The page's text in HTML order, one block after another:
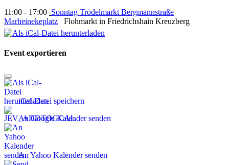
11:00 - 17:00 Sonntag Trödelmarkt Bergmannstraße
Marheinekeplatz Flohmarkt in Friedrichshain Kreuzberg
Event exportieren
iCal-Datei speichern
An Google Kalender senden
An Yahoo Kalender senden